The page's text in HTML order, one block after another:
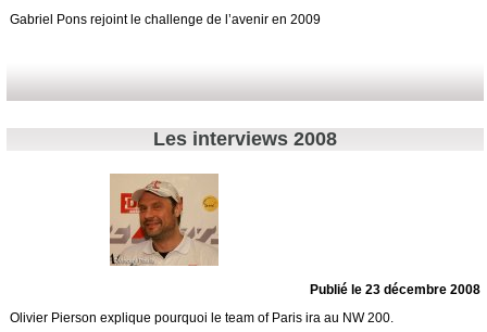
Gabriel Pons rejoint le challenge de l’avenir en 2009
Les interviews 2008
Publié le 23 décembre 2008
Olivier Pierson explique pourquoi le team of Paris ira au NW 200.